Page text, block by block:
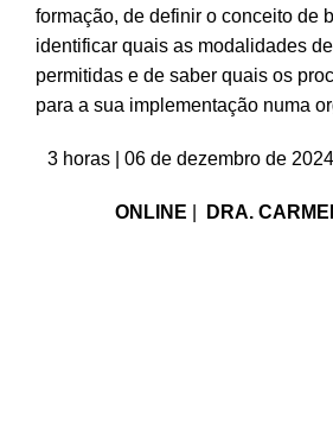
a
formação, de definir o conceito de
identificar quais as modalidades
permitidas e de saber quais os
para a sua implementação numa
3 horas | 06 de dezembro de
ONLINE DRA.